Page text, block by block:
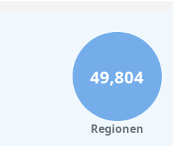
49,804
Regionen